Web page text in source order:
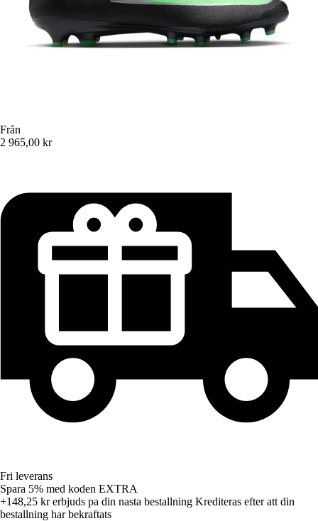
Från
2 965,00 kr
Fri leverans
Spara 5% med koden EXTRA
+148,25 krerbjuds pa din nasta bestallning Krediteras efter att din
bestallning har bekraftats